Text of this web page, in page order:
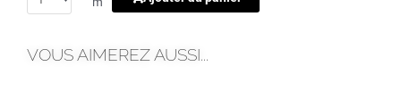
VOUS AIMEREZ AUSSI...